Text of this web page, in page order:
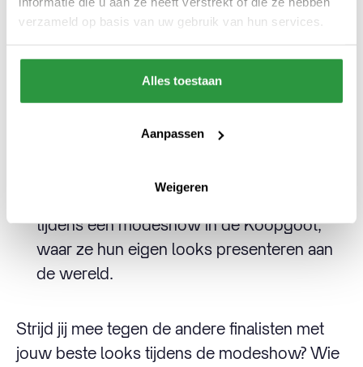
verzameld op basis van uw gebruik van hun services.
Alles toestaan
Aanpassen
Weigeren
Inschrijven kan via onderstaande button.
Deadline alert: Zorg dat je erbij bent,
inschrijven kan tot 30 juni 2026
Op 5 juli worden de finalisten bekend
gemaakt en hoor je wat de opdracht voor
finalisten stelen dan namelijk de show
tijdens een modeshow in de Koopgoot,
waar ze hun eigen looks presenteren aan
de wereld.
Strijd jij mee tegen de andere finalisten met
jouw beste looks tijdens de modeshow? Wie